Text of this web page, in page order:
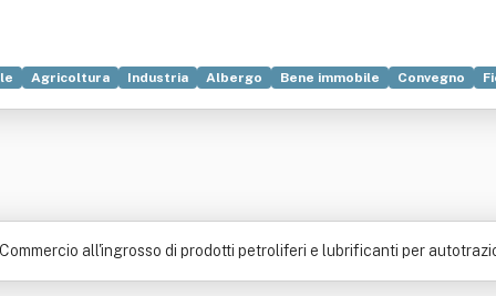
Agricoltura Industria Albergo Bene immobile Convegno
all'ingrosso di prodotti petroliferi e lubrificanti per